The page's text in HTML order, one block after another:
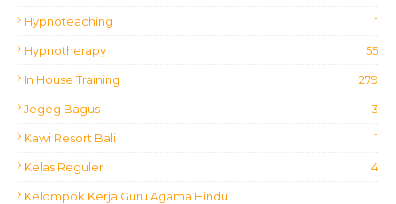
Hypnoteaching 1
Hypnotherapy 55
In House Training 279
Jegeg Bagus 3
Kawi Resort Bali 1
Kelas Reguler 4
Kelompok Kerja Guru Agama Hindu 1